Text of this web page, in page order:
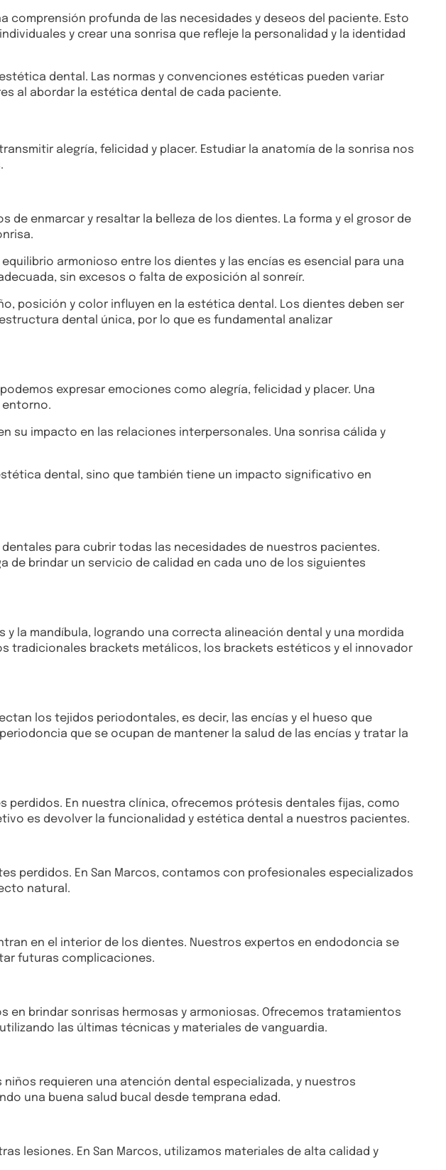
profunda de las necesidades y deseos del paciente. Esto
y crear una sonrisa que refleje la personalidad y la identidad
dental. Las normas y convenciones estéticas pueden variar
al abordar la estética dental de cada paciente.
alegría, felicidad y placer. Estudiar la anatomía de la sonrisa nos
de enmarcar y resaltar la belleza de los dientes. La forma y el grosor de
armonioso entre los dientes y las encías es esencial para una
sin excesos o falta de exposición al sonreír.
posición y color influyen en la estética dental. Los dientes deben ser
dental única, por lo que es fundamental analizar
expresar emociones como alegría, felicidad y placer. Una
entorno.
su impacto en las relaciones interpersonales. Una sonrisa cálida y
dental, sino que también tiene un impacto significativo en
para cubrir todas las necesidades de nuestros pacientes.
brindar un servicio de calidad en cada uno de los siguientes
la mandíbula, logrando una correcta alineación dental y una mordida
tradicionales brackets metálicos, los brackets estéticos y el innovador
los tejidos periodontales, es decir, las encías y el hueso que
que se ocupan de mantener la salud de las encías y tratar la
En nuestra clínica, ofrecemos prótesis dentales fijas, como
es devolver la funcionalidad y estética dental a nuestros pacientes.
perdidos. En San Marcos, contamos con profesionales especializados
natural.
en el interior de los dientes. Nuestros expertos en endodoncia se
futuras complicaciones.
brindar sonrisas hermosas y armoniosas. Ofrecemos tratamientos
las últimas técnicas y materiales de vanguardia.
requieren una atención dental especializada, y nuestros
una buena salud bucal desde temprana edad.
lesiones. En San Marcos, utilizamos materiales de alta calidad y